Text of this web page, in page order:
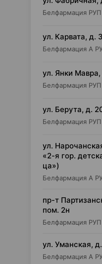
ул. Карвата, д.
ул. Янки
ул. Берута, д.
ул.
«2-я гор.
ца»)
пр-т
пом. 2н
ул. Уманская,